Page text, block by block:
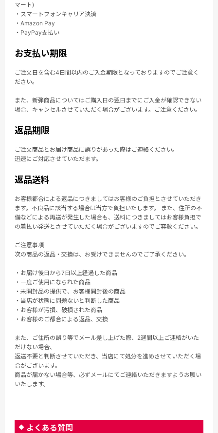
マート)
・スマートフォンキャリア決済
・Amazon Pay
・PayPay支払い
お支払い期限
ご注文日を含む4日間以内のご入金期限となっておりますのでご注意く
ださい。
また、新弾商品についてはご購入日の翌日までにご入金が確認できない
場合、キャンセルさせていただく場合がございます。ご注意ください。
返品期限
ご注文商品とお届け商品に誤りがあった際はご連絡ください。
迅速にご対応させていただます。
返品送料
お客様都合による返品につきましてはお客様のご負担とさせていただき
ます。不良品に該当する場合は当方で負担いたします。 また、住所の不
備などによる再送が発生した場合も、送料につきましてはお客様負担で
の着払い発送とさせていただく場合がございますのでご容赦ください。
ご注意事項
次の商品の返品・交換は、お受けできませんのでご了承ください。
・お届け後日から7日以上経過した商品
・一度ご使用になられた商品
・未開封品の提供で、お客様開封後の商品
・当店が状態に問題ないと判断した商品
・お客様が汚損、破損された商品
・お客様のご都合による返品、交換
また、ご住所の誤り等でメール差し上げた際、2週間以上ご連絡がいた
だけない場合、
返送不要と判断させていただき、当店にて処分を進めさせていただく場
合がございます。
商品が届かない場合等、必ずメールにてご連絡いただきますようお願い
いたします。
よくある質問